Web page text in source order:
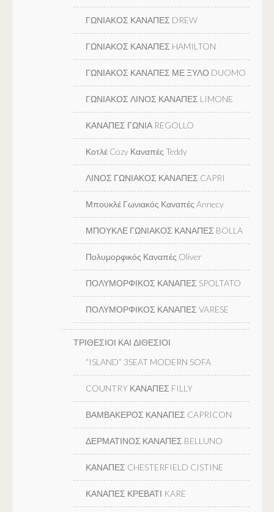
ΓΩΝΙΑΚΟΣ ΚΑΝΑΠΕΣ DREW
ΓΩΝΙΑΚΟΣ ΚΑΝΑΠΕΣ HAMILTON
ΓΩΝΙΑΚΟΣ ΚΑΝΑΠΕΣ ΜΕ ΞΥΛΟ DUOMO
ΓΩΝΙΑΚΟΣ ΛΙΝΟΣ ΚΑΝΑΠΕΣ LIMONE
ΚΑΝΑΠΕΣ ΓΩΝΙΑ REGOLLO
Κοτλέ Cozy Καναπές Teddy
ΛΙΝΟΣ ΓΩΝΙΑΚΟΣ ΚΑΝΑΠΕΣ CAPRI
Μπουκλέ Γωνιακός Καναπές Annecy
ΜΠΟΥΚΛΕ ΓΩΝΙΑΚΟΣ ΚΑΝΑΠΕΣ BOLLA
Πολυμορφικός Καναπές Oliver
ΠΟΛΥΜΟΡΦΙΚΟΣ ΚΑΝΑΠΕΣ SPOLTATO
ΠΟΛΥΜΟΡΦΙΚΟΣ ΚΑΝΑΠΕΣ VARESE
ΤΡΙΘΕΣΙΟΙ ΚΑΙ ΔΙΘΕΣΙΟΙ
“ISLAND” 3SEAT MODERN SOFA
COUNTRY ΚΑΝΑΠΕΣ FILLY
ΒΑΜΒΑΚΕΡΟΣ ΚΑΝΑΠΕΣ CAPRICON
ΔΕΡΜΑΤΙΝΟΣ ΚΑΝΑΠΕΣ BELLUNO
ΚΑΝΑΠΕΣ CHESTERFIELD CISTINE
ΚΑΝΑΠΕΣ ΚΡΕΒΑΤΙ KARE